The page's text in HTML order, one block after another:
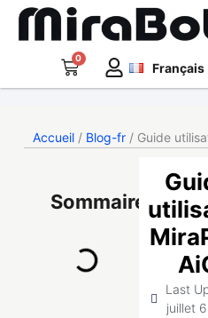
Aller
0
Panier Français
Deutsch
日本語
Accueil/ Blog-fr/ Guide
Sommaire
Last
juillet